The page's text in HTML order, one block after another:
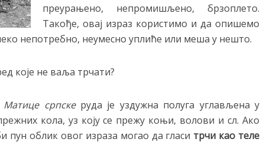
преурањено, непромишљено, брзоплето.
Такође, овај израз користимо и да опишемо
неко непотребно, неумесно уплиће или меша у нешто.
које не ваља трчати?
Матице српскеруда је уздужна полуга углављена у
кола, уз коју се прежу коњи, волови и сл. Ако
пун облик овог израза могао да гласи трчи као теле